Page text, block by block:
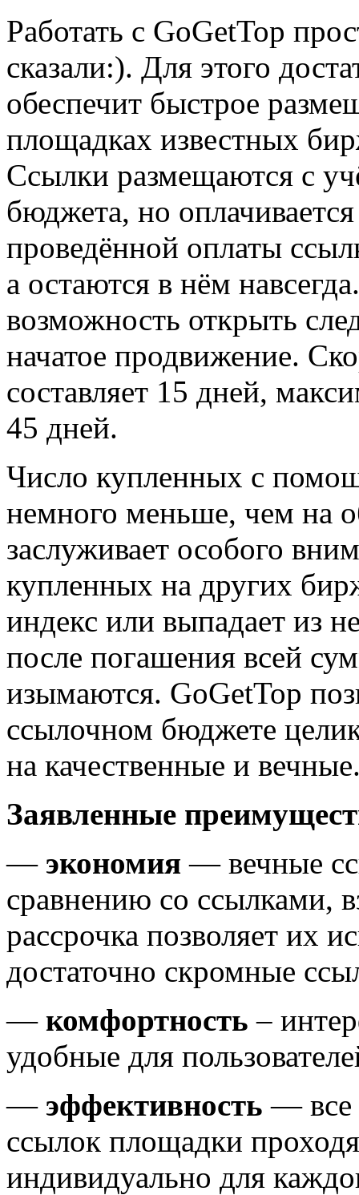
Работать с GoGetTop
сказали:). Для этого
обеспечит быстрое
площадках известных
Ссылки размещаются с
бюджета, но
проведённой оплаты
а остаются в нём
возможность открыть
начатое продвижение.
составляет 15 дней,
45 дней.
Число купленных с
немного меньше, чем на
заслуживает особого
купленных на других
индекс или выпадает из
после погашения всей
изымаются. GoGetTop
ссылочном бюджете
на качественные и
Заявленные
— экономия — вечные
сравнению со ссылками,
рассрочка позволяет их
достаточно скромные
— комфортность –
удобные для
— эффективность — все
ссылок площадки
индивидуально для